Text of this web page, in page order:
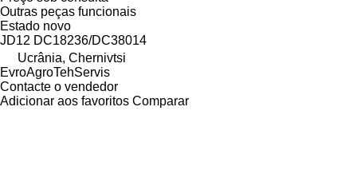
Outras peças funcionais
Estado novo
JD12 DC18236/DC38014
Ucrânia, Chernivtsi
EvroAgroTehServis
Contacte o vendedor
Adicionar aos favoritos Comparar